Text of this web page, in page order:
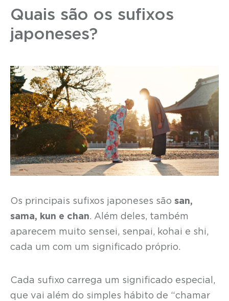
Quais são os sufixos
japoneses?
Os principais sufixos japoneses são san,
sama, kun e chan. Além deles, também
aparecem muito sensei, senpai, kohai e shi,
cada um com um significado próprio.
Cada sufixo carrega um significado especial,
que vai além do simples hábito de “chamar